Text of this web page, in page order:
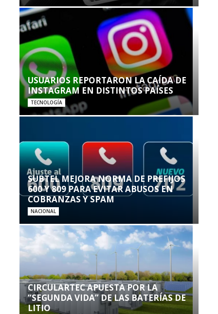
USUARIOS REPORTARON LA CAÍDA DE
INSTAGRAM EN DISTINTOS PAÍSES
TECNOLOGÍA
SUBTEL MEJORA NORMA DE PREFIJOS
600 Y 809 PARA EVITAR ABUSOS EN
COBRANZAS Y SPAM
NACIONAL
CIRCULARTEC APUESTA POR LA
“SEGUNDA VIDA” DE LAS BATERÍAS DE
LITIO